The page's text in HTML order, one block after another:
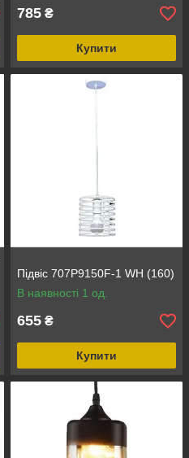
785 ₴
Купити
Підвіс 707P9150F-1 WH (160)
В наявності 1 од.
655 ₴
Купити